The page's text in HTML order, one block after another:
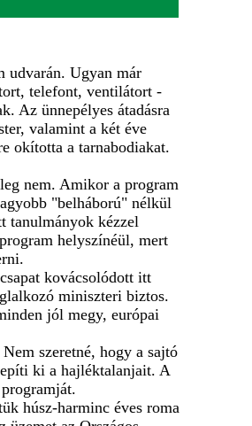
udvarán. Ugyan már
telefont, ventilátort -
Az ünnepélyes átadásra
valamint a két éve
okította a tarnabodiakat.
nem. Amikor a program
"belháború" nélkül
tanulmányok kézzel
helyszínéül, mert
kovácsolódott itt
miniszteri biztos.
jól megy, európai
szeretné, hogy a sajtó
ki a hajléktalanjait. A
húsz-harminc éves roma